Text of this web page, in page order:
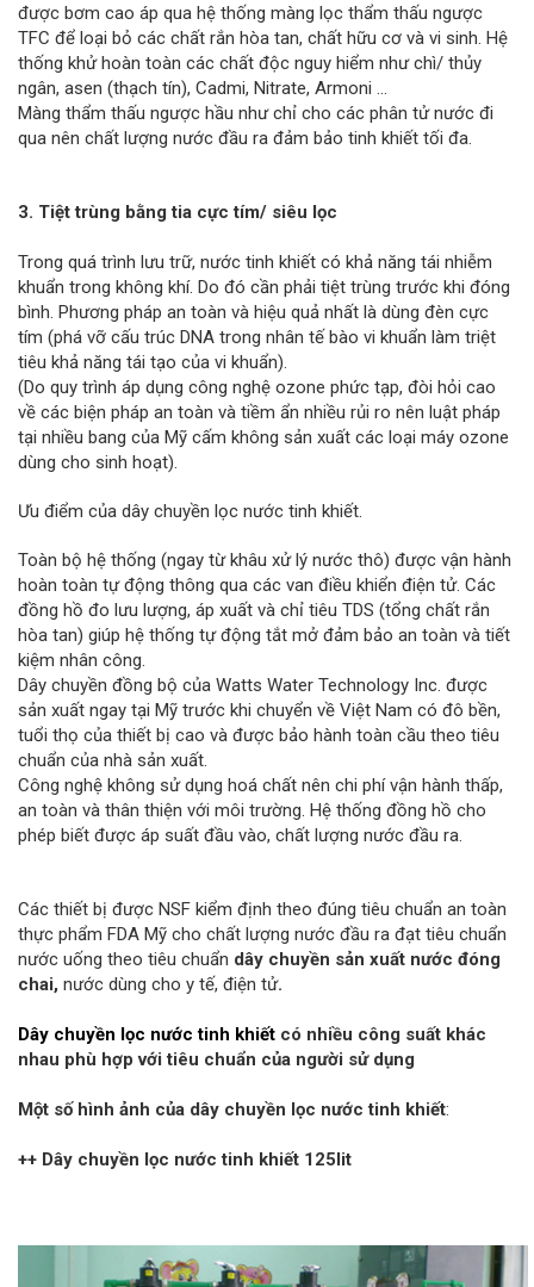
được bơm cao áp qua hệ thống màng lọc thẩm thấu ngược
TFC để loại bỏ các chất rắn hòa tan, chất hữu cơ và vi sinh. Hệ
thống khử hoàn toàn các chất độc nguy hiểm như chì/ thủy
ngân, asen (thạch tín), Cadmi, Nitrate, Armoni ...
Màng thẩm thấu ngược hầu như chỉ cho các phân tử nước đi
qua nên chất lượng nước đầu ra đảm bảo tinh khiết tối đa.
3. Tiệt trùng bằng tia cực tím/ siêu lọc
Trong quá trình lưu trữ, nước tinh khiết có khả năng tái nhiễm
khuẩn trong không khí. Do đó cần phải tiệt trùng trước khi đóng
bình. Phương pháp an toàn và hiệu quả nhất là dùng đèn cực
tím (phá vỡ cấu trúc DNA trong nhân tế bào vi khuẩn làm triệt
tiêu khả năng tái tạo của vi khuẩn).
(Do quy trình áp dụng công nghệ ozone phức tạp, đòi hỏi cao
về các biện pháp an toàn và tiềm ẩn nhiều rủi ro nên luật pháp
tại nhiều bang của Mỹ cấm không sản xuất các loại máy ozone
dùng cho sinh hoạt).
Ưu điểm của dây chuyền lọc nước tinh khiết.
Toàn bộ hệ thống (ngay từ khâu xử lý nước thô) được vận hành
hoàn toàn tự động thông qua các van điều khiển điện tử. Các
đồng hồ đo lưu lượng, áp xuất và chỉ tiêu TDS (tổng chất rắn
hòa tan) giúp hệ thống tự động tắt mở đảm bảo an toàn và tiết
kiệm nhân công.
Dây chuyền đồng bộ của Watts Water Technology Inc. được
sản xuất ngay tại Mỹ trước khi chuyển về Việt Nam có đô bền,
tuổi thọ của thiết bị cao và được bảo hành toàn cầu theo tiêu
chuẩn của nhà sản xuất.
Công nghệ không sử dụng hoá chất nên chi phí vận hành thấp,
an toàn và thân thiện với môi trường. Hệ thống đồng hồ cho
phép biết được áp suất đầu vào, chất lượng nước đầu ra.
Các thiết bị được NSF kiểm định theo đúng tiêu chuẩn an toàn
thực phẩm FDA Mỹ cho chất lượng nước đầu ra đạt tiêu chuẩn
nước uống theo tiêu chuẩn dây chuyền sản xuất nước đóng
chai, nước dùng cho y tế, điện tử.
Dây chuyền lọc nước tinh khiết có nhiều công suất khác
nhau phù hợp với tiêu chuẩn của người sử dụng
Một số hình ảnh của dây chuyền lọc nước tinh khiết:
++ Dây chuyền lọc nước tinh khiết 125lit